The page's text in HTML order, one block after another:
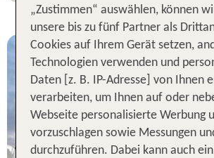
Costa
& Hotel
Hotel
„Zustimmen“ auswählen, können
unsere bis zu fünf Partner als
Cookies auf Ihrem Gerät setzen,
Technologien verwenden und
Daten [z. B. IP-Adresse] von Ihnen
verarbeiten, um Ihnen auf oder
Webseite personalisierte Werbung
vorzuschlagen sowie Messungen
durchzuführen. Dabei kann auch ein